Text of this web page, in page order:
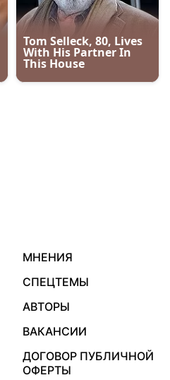
МНЕНИЯ
СПЕЦТЕМЫ
АВТОРЫ
ВАКАНСИИ
ДОГОВОР ПУБЛИЧНОЙ
ОФЕРТЫ